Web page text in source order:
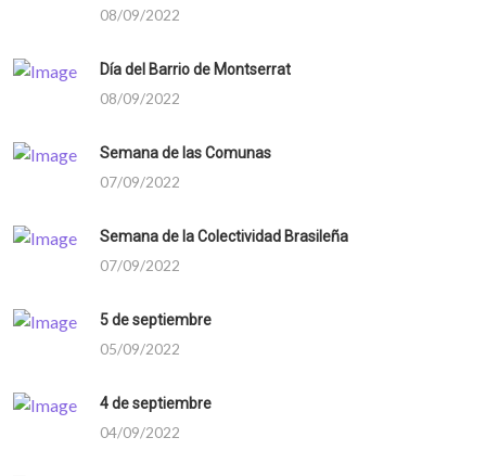
08/09/2022
Día del Barrio de Montserrat
08/09/2022
Semana de las Comunas
07/09/2022
Semana de la Colectividad Brasileña
07/09/2022
5 de septiembre
05/09/2022
4 de septiembre
04/09/2022